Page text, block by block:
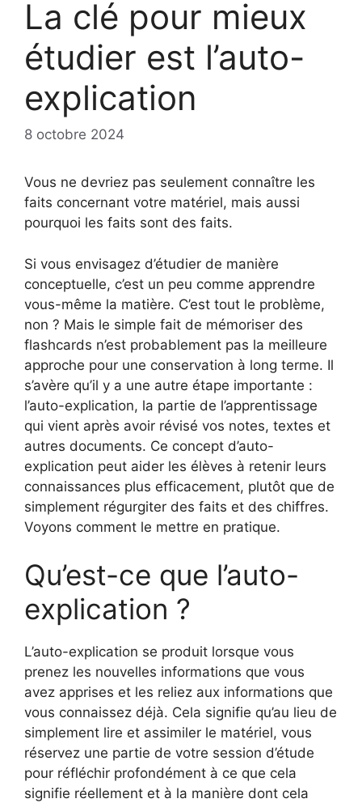
La clé pour mieux
étudier est l’auto-
explication
8 octobre 2024
Vous ne devriez pas seulement connaître les
faits concernant votre matériel, mais aussi
pourquoi les faits sont des faits.
Si vous envisagez d’étudier de manière
conceptuelle, c’est un peu comme apprendre
vous-même la matière. C’est tout le problème,
non ? Mais le simple fait de mémoriser des
flashcards n’est probablement pas la meilleure
approche pour une conservation à long terme. Il
s’avère qu’il y a une autre étape importante :
l’auto-explication, la partie de l’apprentissage
qui vient après avoir révisé vos notes, textes et
autres documents. Ce concept d’auto-
explication peut aider les élèves à retenir leurs
connaissances plus efficacement, plutôt que de
simplement régurgiter des faits et des chiffres.
Voyons comment le mettre en pratique.
Qu’est-ce que l’auto-
explication ?
L’auto-explication se produit lorsque vous
prenez les nouvelles informations que vous
avez apprises et les reliez aux informations que
vous connaissez déjà. Cela signifie qu’au lieu de
simplement lire et assimiler le matériel, vous
réservez une partie de votre session d’étude
pour réfléchir profondément à ce que cela
signifie réellement et à la manière dont cela